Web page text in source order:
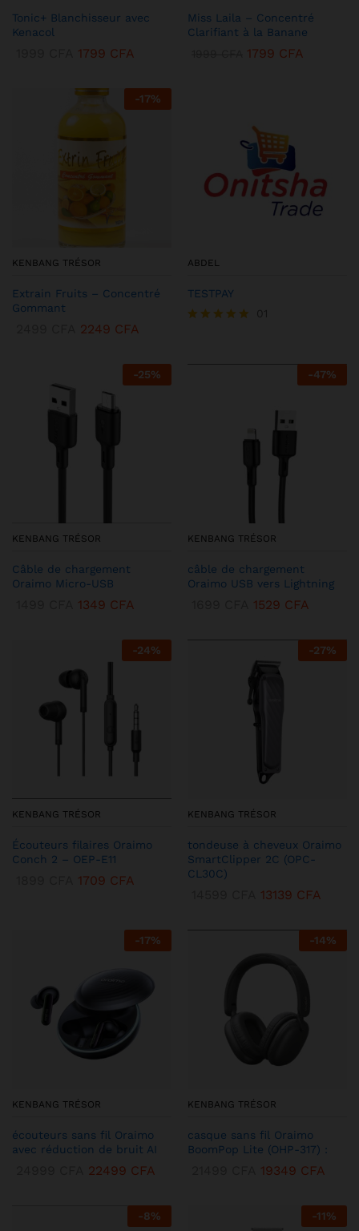
Tonic+ Blanchisseur avec
Kenacol
1799 CFA
Miss Laila – Concentré
Clarifiant à la Banane
1799 CFA
-17%
KENBANG TRÉSOR
Extrain Fruits – Concentré
Gommant
2249 CFA
ABDEL
TESTPAY
-25%
KENBANG TRÉSOR
Câble de chargement
Oraimo Micro-USB
1349 CFA
-47%
KENBANG TRÉSOR
câble de chargement
Oraimo USB vers Lightning
1529 CFA
-24%
KENBANG TRÉSOR
Écouteurs filaires Oraimo
Conch 2 – OEP-E11
1709 CFA
-27%
KENBANG TRÉSOR
tondeuse à cheveux Oraimo
SmartClipper 2C (OPC-
CL30C)
13139 CFA
-17%
KENBANG TRÉSOR
écouteurs sans fil Oraimo
avec réduction de bruit AI
22499 CFA
-14%
KENBANG TRÉSOR
casque sans fil Oraimo
BoomPop Lite (OHP-317) :
19349 CFA
-8% -11%